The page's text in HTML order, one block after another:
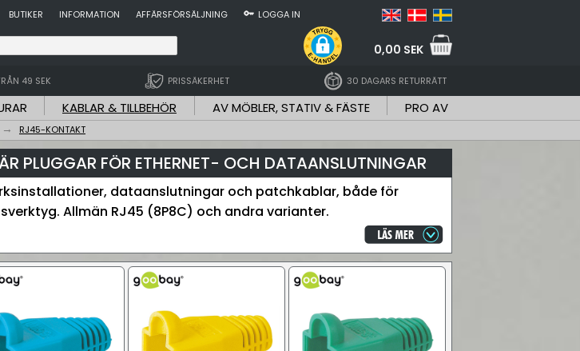
BUTIKER INFORMATION AFFÄRSFÖRSÄLJNING LOGGA IN
0,00 SEK
49 SEK PRISSÄKERHET 30 DAGARS RETURRÄTT
KABLAR & TILLBEHÖR AV MÖBLER, STATIV & FÄSTE PRO AV
RJ45-KONTAKT
PLUGGAR FÖR ETHERNET- OCH DATAANSLUTNINGAR
dataanslutningar och patchkablar, både för
Allmän RJ45 (8P8C) och andra varianter.